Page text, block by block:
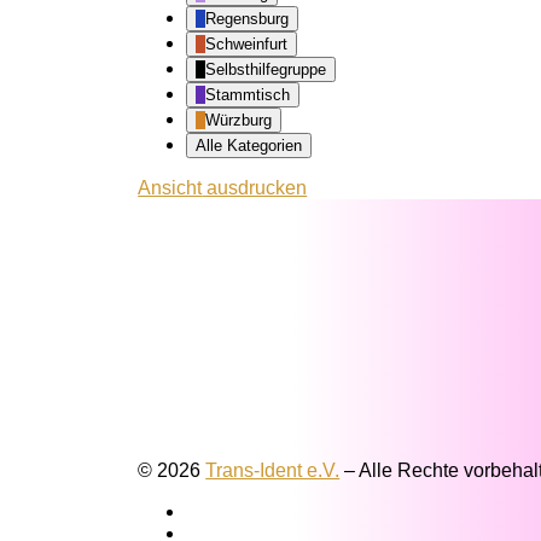
Regensburg
Schweinfurt
Selbsthilfegruppe
Stammtisch
Würzburg
Alle Kategorien
Ansichtausdrucken
© 2026 Trans-Ident e.V. –Alle Rechte